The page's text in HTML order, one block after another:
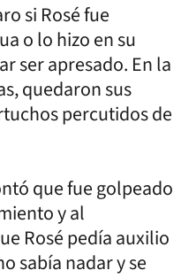
si Rosé fue
o lo hizo en su
ser apresado. En la
quedaron sus
percutidos de
que fue golpeado
y al
Rosé pedía auxilio
sabía nadar y se